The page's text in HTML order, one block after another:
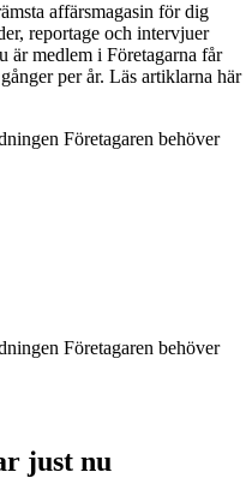
affärsmagasin för dig
reportage och intervjuer
är medlem i Företagarna får
per år. Läs artiklarna här
Företagaren behöver
Företagaren behöver
just nu